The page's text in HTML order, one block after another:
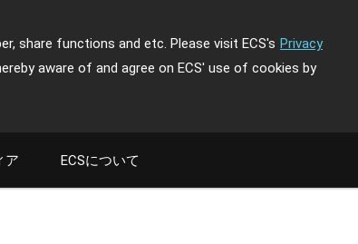
share functions and etc. Please visit ECS's Privacy
aware of and agree on ECS' use of cookies by
ア ECSについて